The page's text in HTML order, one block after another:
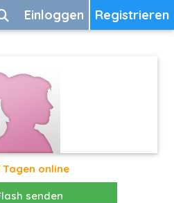
Registrieren
Einloggen
Tagen online
senden